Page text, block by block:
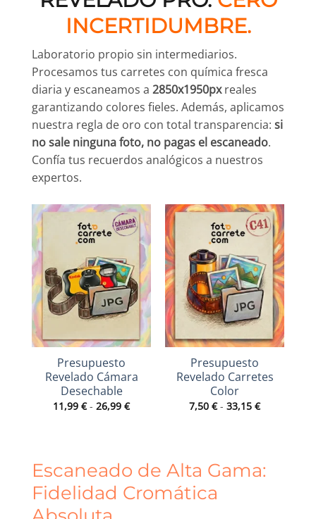
INCERTIDUMBRE.
Laboratorio propio sin intermediarios.
Procesamos tus carretes con química fresca
diaria y escaneamos a 2850x1950pxreales
garantizando colores fieles. Además, aplicamos
nuestra regla de oro con total transparencia: si
no sale ninguna foto, no pagas el escaneado.
Confía tus recuerdos analógicos a nuestros
expertos.
Presupuesto
Revelado Cámara
Desechable
11,99 € - 26,99 €Rango
de
26,99 €
Presupuesto
Revelado Carretes
Color
7,50 € - 33,15 €Rango
de
Escaneado de Alta Gama:
Fidelidad Cromática